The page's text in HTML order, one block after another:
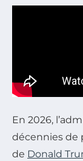
En 2026,
décennies de
de Donald